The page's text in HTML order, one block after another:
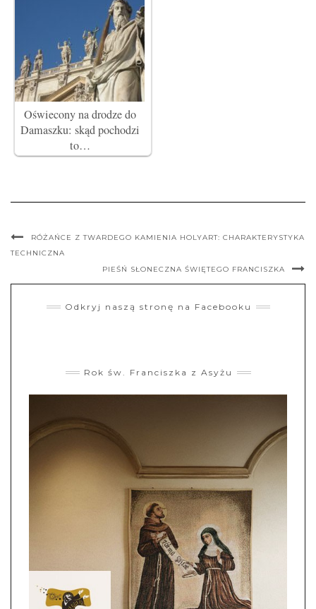
Oświecony na drodze do
Damaszku: skąd pochodzi
to…
RÓŻAŃCE Z TWARDEGO KAMIENIA HOLYART: CHARAKTERYSTYKA
TECHNICZNA
PIEŚŃ SŁONECZNA ŚWIĘTEGO FRANCISZKA
Odkryj naszą stronę na Facebooku
Rok św. Franciszka z Asyżu